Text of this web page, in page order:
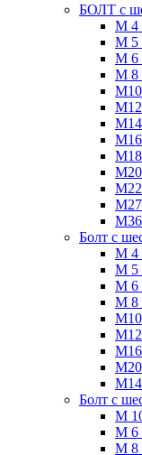
БОЛТ с
М 4
М 5
М 6
М 8
М10
М12
М14
М16
М18
М20
М36
Болт с
М 4
М 5
М 6
М 8
М10
М12
М16
М20
М14
Болт с
М
М 6
М 8